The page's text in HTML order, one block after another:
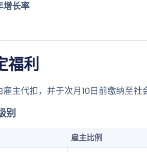
增长率
福利
雇主代扣，并于次月10日前缴纳至
别
雇主比例